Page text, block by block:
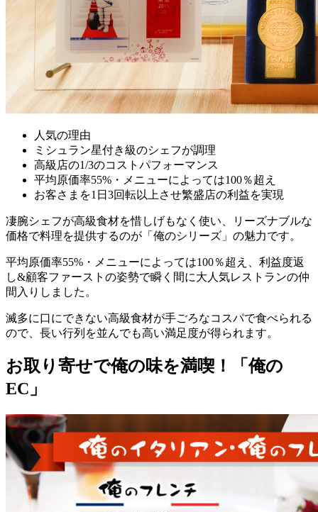
人気の理由
ミシュラン星付き級のシェフが調理
高級店の1/3のコストパフォーマンス
平均原価率55%・メニューによっては100％超え
お客さまを1日3回転以上させ繁盛店の利益を実現
凄腕シェフが高級食材を惜しげもなく使い、リーズナブルな
価格で料理を提供するのが「俺のシリーズ」の魅力です。
平均原価率55%・メニューによっては100％超え、利益度返
し&顧客ファーストの姿勢で瞬く間に大人気レストランの仲
間入りしました。
滅多に口にできない高級食材が手ごろなコスパで食べられる
ので、長い行列を並んでも高い満足度が得られます。
お取り寄せで俺の味を満喫！「俺の
EC」